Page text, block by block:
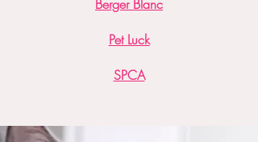
Berger Blanc
Pet Luck
SPCA